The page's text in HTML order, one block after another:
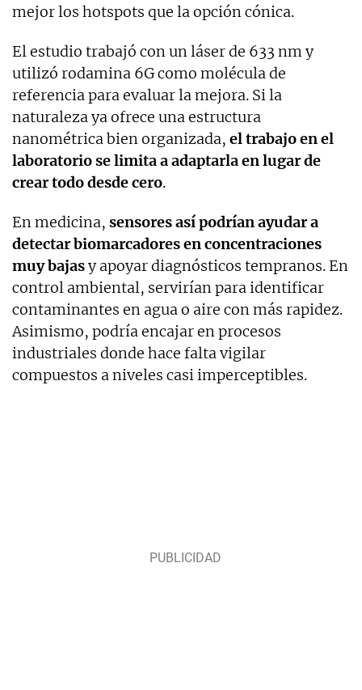
mejor los hotspots que la opción cónica.
El estudio trabajó con un láser de 633 nm y
utilizó rodamina 6G como molécula de
referencia para evaluar la mejora. Si la
naturaleza ya ofrece una estructura
nanométrica bien organizada, el trabajo en el
laboratorio se limita a adaptarla en lugar de
crear todo desde cero.
En medicina, sensores así podrían ayudar a
detectar biomarcadores en concentraciones
muy bajasy apoyar diagnósticos tempranos. En
control ambiental, servirían para identificar
contaminantes en agua o aire con más rapidez.
Asimismo, podría encajar en procesos
industriales donde hace falta vigilar
compuestos a niveles casi imperceptibles.